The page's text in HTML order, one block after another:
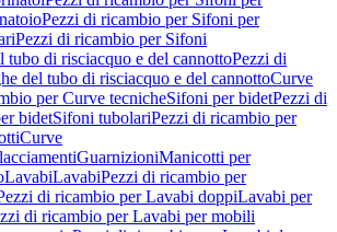
Pezzi di ricambio per Sifoni per
Pezzi di ricambio per Sifoni
tubo di risciacquo e del cannottoPezzi di
del tubo di risciacquo e del cannottoCurve
per Curve tecnicheSifoni per bidetPezzi di
bidetSifoni tubolariPezzi di ricambio per
Curve
GuarnizioniManicotti per
LavabiLavabiPezzi di ricambio per
di ricambio per Lavabi doppiLavabi per
di ricambio per Lavabi per mobili